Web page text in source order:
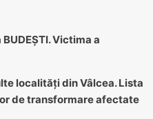
BUDEȘTI. Victima a
localități din Vâlcea. Lista
de transformare afectate